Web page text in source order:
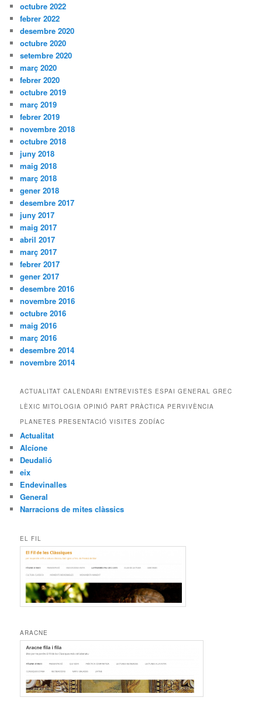
octubre 2022
febrer 2022
desembre 2020
octubre 2020
setembre 2020
març 2020
febrer 2020
octubre 2019
març 2019
febrer 2019
novembre 2018
octubre 2018
juny 2018
maig 2018
març 2018
gener 2018
desembre 2017
juny 2017
maig 2017
abril 2017
març 2017
febrer 2017
gener 2017
desembre 2016
novembre 2016
octubre 2016
maig 2016
març 2016
desembre 2014
novembre 2014
ACTUALITAT CALENDARI ENTREVISTES ESPAI GENERAL GREC
LÈXIC MITOLOGIA OPINIÓ PART PRÀCTICA PERVIVÈNCIA
PLANETES PRESENTACIÓ VISITES ZODÍAC
Actualitat
Alcíone
Deudalió
eix
Endevinalles
General
Narracions de mites clàssics
EL FIL
ARACNE